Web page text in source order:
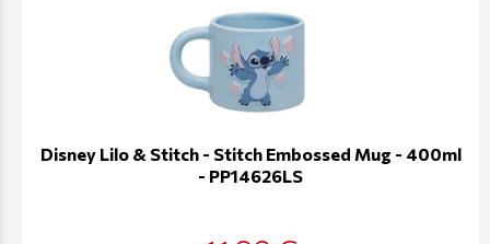
Disney Lilo & Stitch - Stitch Embossed Mug - 400ml
- PP14626LS